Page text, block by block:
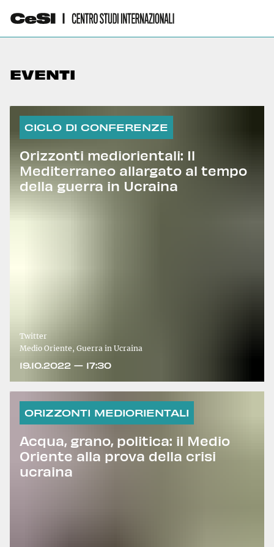
EVENTI
CICLO DI CONFERENZE
Orizzonti mediorientali: Il
Mediterraneo allargato al tempo
della guerra in Ucraina
Twitter
Medio Oriente, Guerra in Ucraina
19.10.2022 — 17:30
ORIZZONTI MEDIORIENTALI
Acqua, grano, politica: il Medio
Oriente alla prova della crisi
ucraina